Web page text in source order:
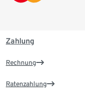
Zahlung
Rechnung
Ratenzahlung